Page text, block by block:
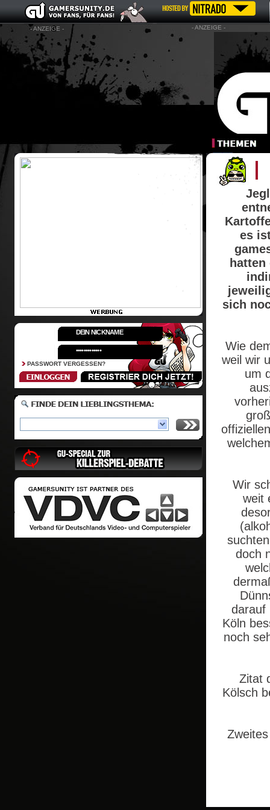
- ANZEIGE -
- ANZEIGE -
PASSWORT VERGESSEN?
es
sich
Wie
weil wir
um
Wir
weit
doch
darauf
Köln
noch
Zitat
Kölsch